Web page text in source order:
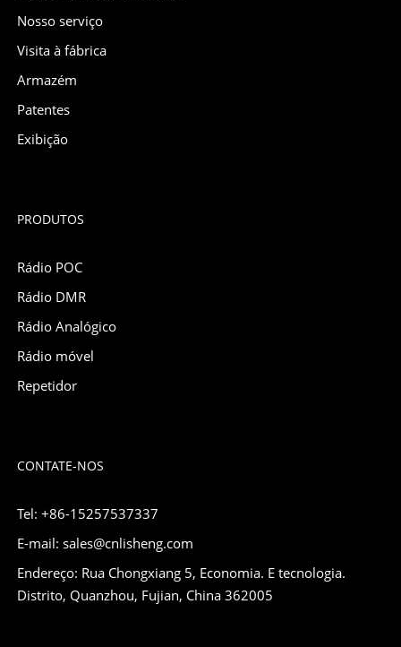
Nosso serviço
Visita à fábrica
Armazém
Patentes
Exibição
PRODUTOS
Rádio POC
Rádio DMR
Rádio Analógico
Rádio móvel
Repetidor
CONTATE-NOS
Tel: +86-15257537337
E-mail: sales@cnlisheng.com
Endereço: Rua Chongxiang 5, Economia. E tecnologia.
Distrito, Quanzhou, Fujian, China 362005